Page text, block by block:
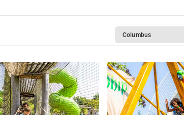
Columbus